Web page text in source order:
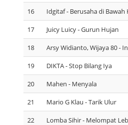
16 Idgitaf - Berusaha di Bawah
17 Juicy Luicy - Gurun Hujan
18 Arsy Widianto, Wijaya 80 -
19 DIKTA - Stop Bilang Iya
20 Mahen - Menyala
21 Mario G Klau - Tarik Ulur
22 Lomba Sihir - Melompat